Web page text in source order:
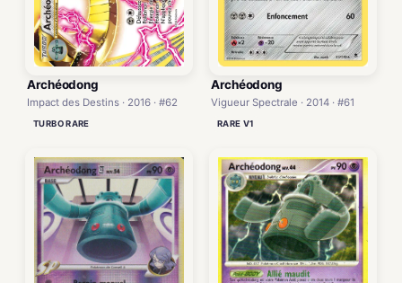
Archéodong
Impact des Destins · 2016 · #62
TURBO RARE
Archéodong
Vigueur Spectrale · 2014 · #61
RARE V1